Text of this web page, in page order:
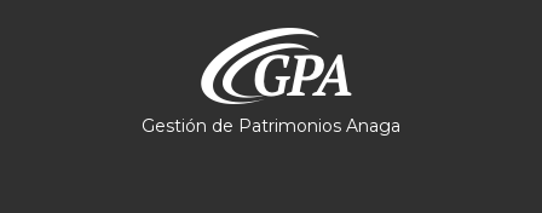
Gestión de Patrimonios Anaga